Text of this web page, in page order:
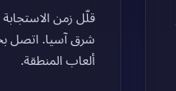
قلّل زمن
شرق آسيا. اتصل
ألعاب المنطقة.